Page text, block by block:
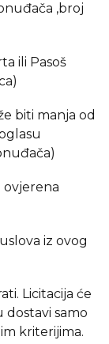
,broj
ili Pasoš
biti manja od
ovjerena
iz ovog
Licitacija će
samo
kriterijima.